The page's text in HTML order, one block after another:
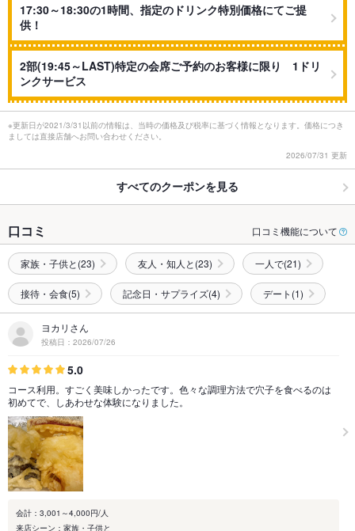
17:30～18:30の1時間、指定のドリンク特別価格にてご提
供！
2部(19:45～LAST)特定の会席ご予約のお客様に限り 1ドリ
ンクサービス
※更新日が2021/3/31以前の情報は、当時の価格及び税率に基づく情報となります。価格につき
ましては直接店舗へお問い合わせください。
2026/07/31 更新
すべてのクーポンを見る
口コミ 口コミ機能について
家族・子供と(23) 友人・知人と(23) 一人で(21)
接待・会食(5) 記念日・サプライズ(4) デート(1)
ヨカリさん
投稿日：2026/07/26
5.0
コース利用。すごく美味しかったです。色々な調理方法で穴子を食べるのは
初めてで、しあわせな体験になりました。
会計：3,001～4,000円/人
来店シーン：家族・子供と